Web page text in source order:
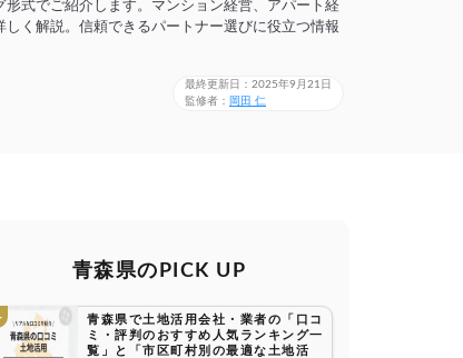
式でご紹介します。マンション経営、アパート経
く解説。信頼できるパートナー選びに役立つ情報
最終更新日：2025年9月21日
監修者： 岡田 仁
青森県のPICK UP
青森県で土地活用会社・業者の「口コ
ミ・評判のおすすめ人気ランキング一
覧」と「市区町村別の最適な土地活